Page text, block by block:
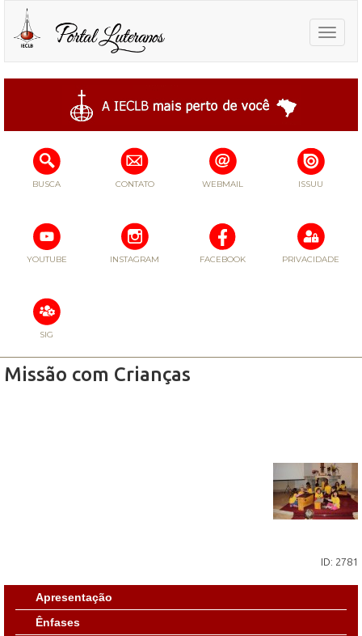
Toggle
BUSCA CONTATO WEBMAIL ISSUU
YOUTUBE INSTAGRAM FACEBOOK PRIVACIDADE
SIG
Missão com Crianças
ID: 2781
Apresentação
Ênfases